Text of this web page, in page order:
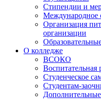
Стипендии и
Международное
Организация
организации
О колледже
ВСОКО
Воспитательная
Студенческое
Студентам-